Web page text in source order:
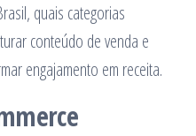
quais categorias
conteúdo de venda e
engajamento em receita.